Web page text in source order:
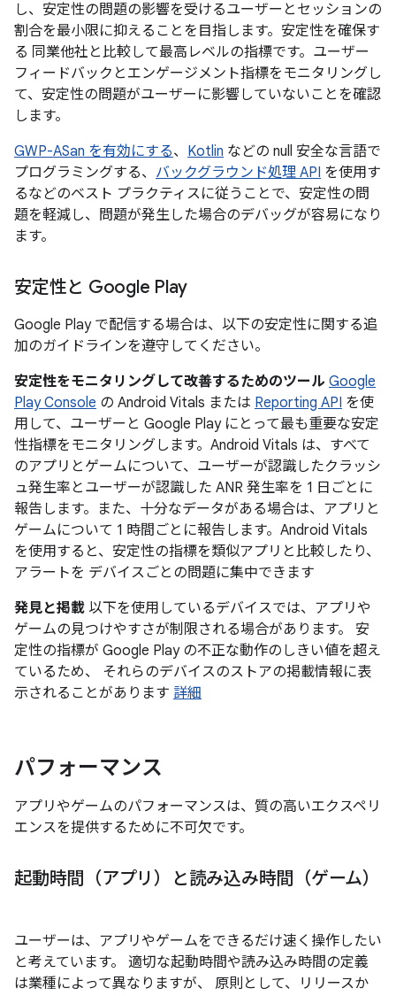
し、安定性の問題の影響を受けるユーザーとセッションの
割合を最小限に抑えることを目指します。安定性を確保す
る 同業他社と比較して最高レベルの指標です。ユーザー
フィードバックとエンゲージメント指標をモニタリングし
て、安定性の問題がユーザーに影響していないことを確認
します。
GWP-ASan を有効にする、 Kotlin などの null 安全な言語で
プログラミングする、 バックグラウンド処理 API を使用す
るなどのベスト プラクティスに従うことで、安定性の問
題を軽減し、問題が発生した場合のデバッグが容易になり
ます。
安定性と Google Play
Google Play で配信する場合は、以下の安定性に関する追
加のガイドラインを遵守してください。
安定性をモニタリングして改善するためのツール Google
Play Console の Android Vitals または Reporting API を使
用して、ユーザーと Google Play にとって最も重要な安定
性指標をモニタリングします。Android Vitals は、すべて
のアプリとゲームについて、ユーザーが認識したクラッシ
ュ発生率とユーザーが認識した ANR 発生率を 1 日ごとに
報告します。また、十分なデータがある場合は、アプリと
ゲームについて 1 時間ごとに報告します。Android Vitals
を使用すると、安定性の指標を類似アプリと比較したり、
アラートを デバイスごとの問題に集中できます
発見と掲載 以下を使用しているデバイスでは、アプリや
ゲームの見つけやすさが制限される場合があります。 安
定性の指標が Google Play の不正な動作のしきい値を超え
ているため、 それらのデバイスのストアの掲載情報に表
示されることがあります 詳細
パフォーマンス
アプリやゲームのパフォーマンスは、質の高いエクスペリ
エンスを提供するために不可欠です。
起動時間（アプリ）と読み込み時間（ゲーム）
ユーザーは、アプリやゲームをできるだけ速く操作したい
と考えています。 適切な起動時間や読み込み時間の定義
は業種によって異なりますが、 原則として、リリースか